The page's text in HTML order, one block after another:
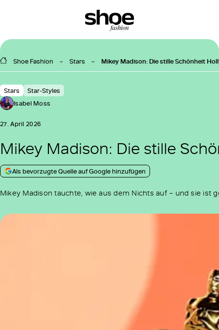
Shoe Fashion Stars Mikey Madison: Die stille Schönheit
Stars
Star-Styles
Isabel Moss
27. April 2026
Mikey Madison: Die stille
Als bevorzugte Quelle auf Google hinzufügen
Mikey Madison tauchte, wie aus dem Nichts auf – und sie ist